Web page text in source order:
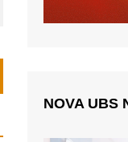
NOVA UBS